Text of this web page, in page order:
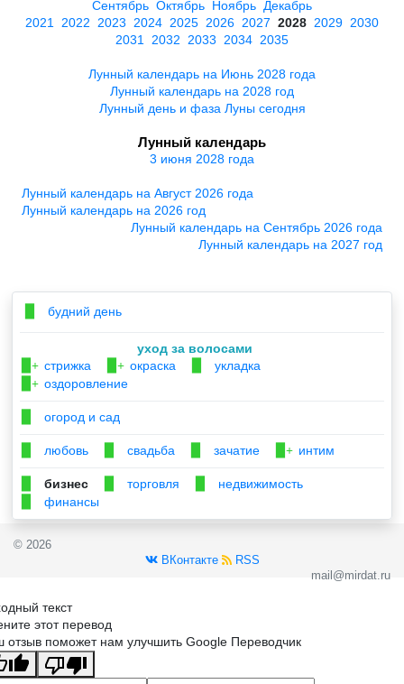
Сентябрь Октябрь Ноябрь Декабрь
2021
2022 2023 2024 2025 2026 2027 2028 2029 2030
2031
2032 2033 2034 2035
Лунный календарь на Июнь 2028 года
Лунный календарь на 2028 год
Лунный день и фаза Луны сегодня
Лунный календарь
3 июня 2028 года
Лунный календарь на Август 2026 года
Лунный календарь на 2026 год
Лунный календарь на Сентябрь 2026 года
Лунный календарь на 2027 год
будний день
уход за волосами
▉+ стрижка ▉+ окраска укладка
▉+ оздоровление
огород и сад
любовь свадьба зачатие ▉+ интим
бизнес торговля недвижимость
финансы
© 2026
ВКонтакте
RSS
mail@mirdat.ru
текст
этот перевод
отзыв поможет нам улучшить Google Переводчик